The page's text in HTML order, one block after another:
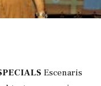
Escenaris